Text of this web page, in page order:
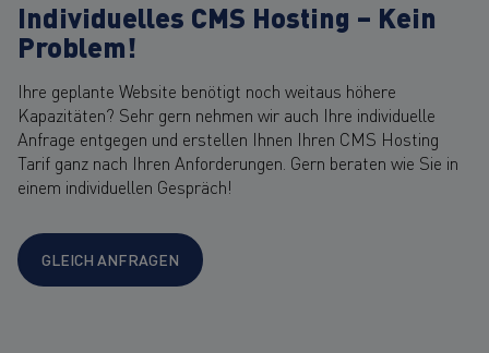
Individuelles CMS Hosting – Kein
Problem!
Ihre geplante Website benötigt noch weitaus höhere
Kapazitäten? Sehr gern nehmen wir auch Ihre individuelle
Anfrage entgegen und erstellen Ihnen Ihren CMS Hosting
Tarif ganz nach Ihren Anforderungen. Gern beraten wie Sie in
einem individuellen Gespräch!
GLEICH ANFRAGEN